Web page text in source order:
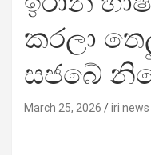
කරලා
සජබේ
March 25, 2026 iri news